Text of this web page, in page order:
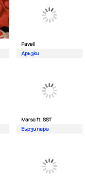
Pavell
Дръзки
Marso ft. SST
Бързи пари